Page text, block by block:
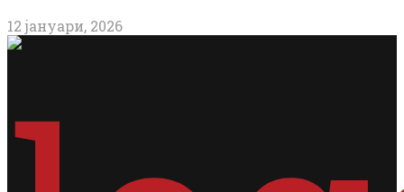
12 јануари, 2026